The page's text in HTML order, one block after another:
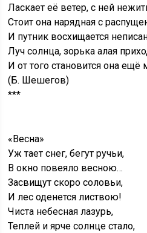
Ласкает её ветер, с ней
Стоит она нарядная с
И путник восхищается
Луч солнца, зорька алая
И от того становится она ещё
(Б. Шешегов)
***
«Весна»
Уж тает снег, бегут ручьи,
В окно повеяло весною…
Засвищут скоро соловьи,
И лес оденется листвою!
Чиста небесная лазурь,
Теплей и ярче солнце стало,